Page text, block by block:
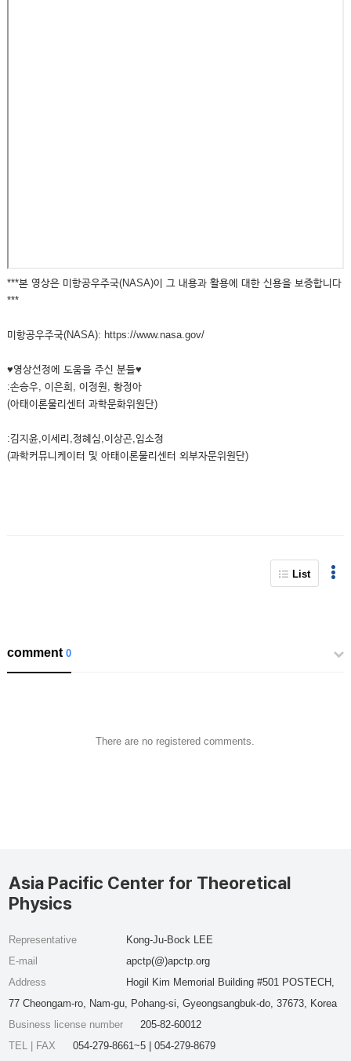
***본 영상은 미항공우주국(NASA)이 그 내용과 활용에 대한 신용을 보증합니다
***
미항공우주국(NASA): https://www.nasa.gov/
♥영상선정에 도움을 주신 분들♥
:손승우, 이은희, 이정원, 황정아
(아태이론물리센터 과학문화위원단)
:김지윤,이세리,정혜심,이상곤,임소정
(과학커뮤니케이터 및 아태이론물리센터 외부자문위원단)
List
comment0
There are no registered comments.
Asia Pacific Center for Theoretical
Physics
Representative
Kong-Ju-Bock LEE
E-mail
apctp(@)apctp.org
Address
Hogil Kim Memorial Building #501 POSTECH,
77 Cheongam-ro, Nam-gu, Pohang-si, Gyeongsangbuk-do, 37673, Korea
Business license number
205-82-60012
TEL | FAX
054-279-8661~5 | 054-279-8679